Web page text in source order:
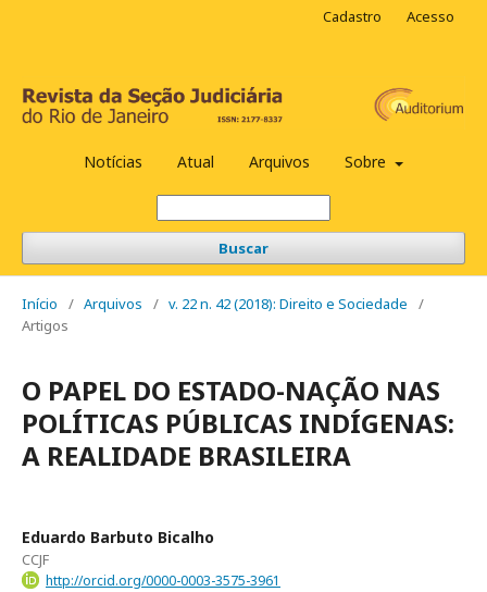
Notícias Atual Arquivos Sobre
Buscar
Cadastro Acesso
Início / Arquivos / v. 22 n. 42 (2018): Direito e Sociedade
/
Artigos
O PAPEL DO ESTADO-NAÇÃO NAS
POLÍTICAS PÚBLICAS INDÍGENAS:
A REALIDADE BRASILEIRA
Eduardo Barbuto Bicalho
CCJF
http://orcid.org/0000-0003-3575-3961